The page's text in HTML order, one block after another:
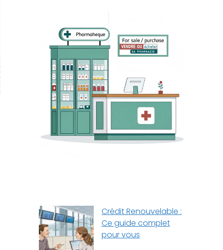
Crédit Renouvelable :
Ce guide complet
pour vous